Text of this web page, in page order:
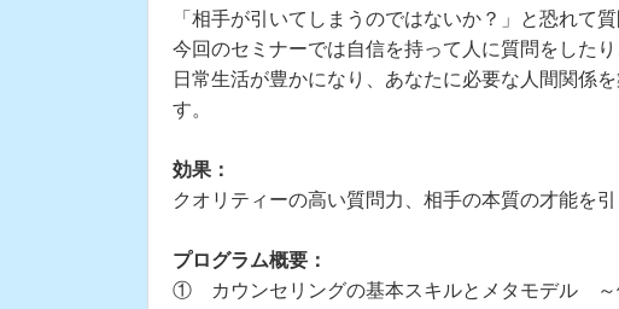
「相手が引いてしまうのではないか？」と恐れて
今回のセミナーでは自信を持って人に質問をした
日常生活が豊かになり、あなたに必要な人間関係
す。
効果：
クオリティーの高い質問力、相手の本質の才能を
プログラム概要：
① カウンセリングの基本スキルとメタモデル ～